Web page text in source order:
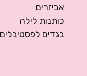
אביזרים
כותנות לילה
בגדים לפסטיבלים